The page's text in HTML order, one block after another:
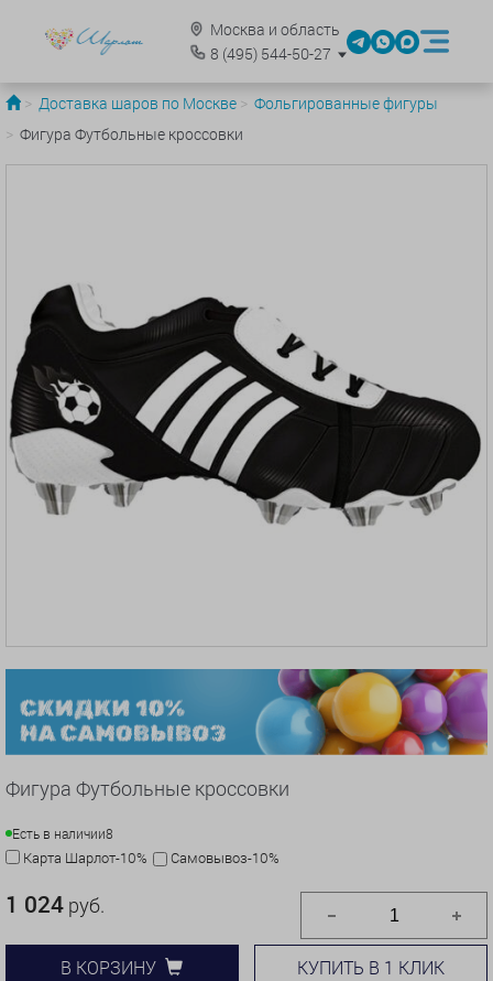
Москва и область
8 (495)544-50-27
Доставка шаров по Москве
Фольгированные фигуры
Фигура Футбольные кроссовки
Фигура Футбольные кроссовки
Есть в наличии8
Карта Шарлот-10% Самовывоз-10%
1 024 руб.
В КОРЗИНУ КУПИТЬ В 1 КЛИК